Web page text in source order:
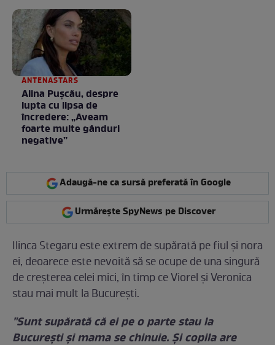
ANTENASTARS
Alina Pușcău, despre
lupta cu lipsa de
încredere: „Aveam
foarte multe gânduri
negative”
Adaugă-ne ca sursă preferată în Google
Urmărește SpyNews pe Discover
Ilinca Stegaru este extrem de supărată pe fiul şi nora
ei, deoarece este nevoită să se ocupe de una singură
de creşterea celei mici, în timp ce Viorel şi Veronica
stau mai mult la Bucureşti.
"Sunt supărată că ei pe o parte stau la
Bucureşti şi mama se chinuie. Şi copila are